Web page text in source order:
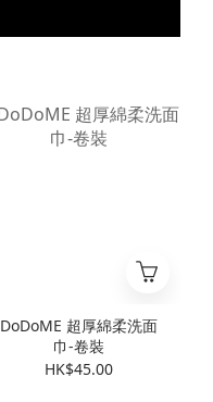
DoDoME 超厚綿柔洗面
巾-卷裝
HK$45.00